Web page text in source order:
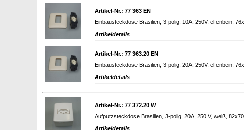
Artikel-Nr.: 77 363 EN
Einbausteckdose Brasilien, 3-polig, 10A, 250V, elfenbein,
Artikeldetails
Artikel-Nr.: 77 363.20 EN
Einbausteckdose Brasilien, 3-polig, 20A, 250V, elfenbein,
Artikeldetails
Artikel-Nr.: 77 372.20 W
Aufputzsteckdose Brasilien, 3-polig, 20A, 250 V, weiß,
Artikeldetails